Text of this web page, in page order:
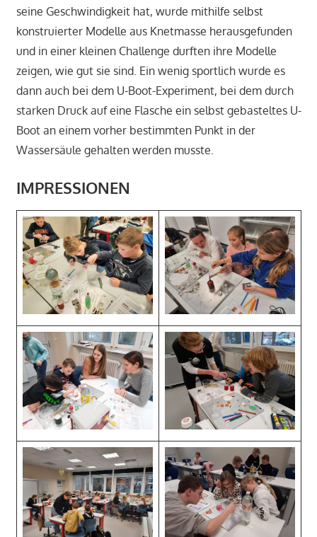
seine Geschwindigkeit hat, wurde mithilfe selbst
konstruierter Modelle aus Knetmasse herausgefunden
und in einer kleinen Challenge durften ihre Modelle
zeigen, wie gut sie sind. Ein wenig sportlich wurde es
dann auch bei dem U-Boot-Experiment, bei dem durch
starken Druck auf eine Flasche ein selbst gebasteltes U-
Boot an einem vorher bestimmten Punkt in der
Wassersäule gehalten werden musste.
IMPRESSIONEN